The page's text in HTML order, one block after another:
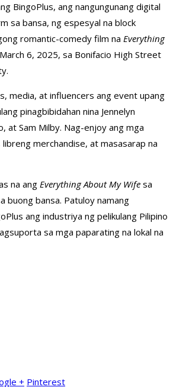
BingoPlus, ang nangungunang digital
sa bansa, ng espesyal na block
romantic-comedy film na Everything
6, 2025, sa Bonifacio High Street
media, at influencers ang event upang
pinagbibidahan nina Jennelyn
at Sam Milby. Nag-enjoy ang mga
merchandise, at masasarap na
na ang Everything About My Wife sa
buong bansa. Patuloy namang
ang industriya ng pelikulang Pilipino
sa mga paparating na lokal na
+ Pinterest